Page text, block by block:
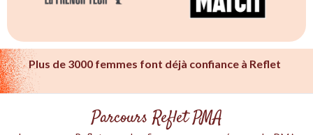
Plus de 3000 femmes font déjà confiance à Reflet
Parcours Reflet PMA